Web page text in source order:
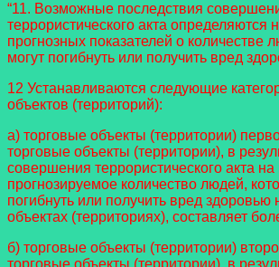
“11. Возможные последствия
террористического акта определяются
прогнозных показателей о количестве
могут погибнуть или получить вред
12 Устанавливаются следующие
объектов (территорий):
а) торговые объекты (территории)
торговые объекты (территории), в
совершения террористического акта на
прогнозируемое количество людей,
погибнуть или получить вред здоровью
объектах (территориях), составляет
б) торговые объекты (территории)